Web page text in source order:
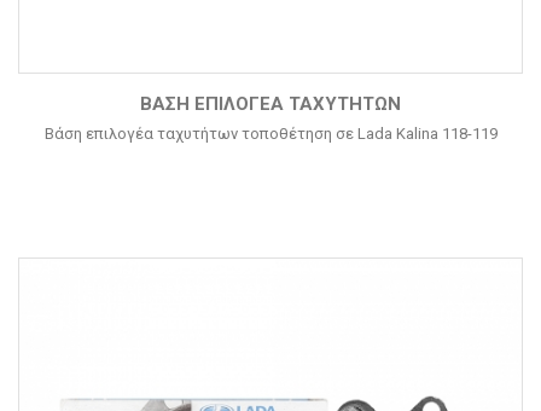
ΒΆΣΗ ΕΠΙΛΟΓΈΑ ΤΑΧΥΤΉΤΩΝ
Βάση επιλογέα ταχυτήτων τοποθέτηση σε Lada Kalina 118-119